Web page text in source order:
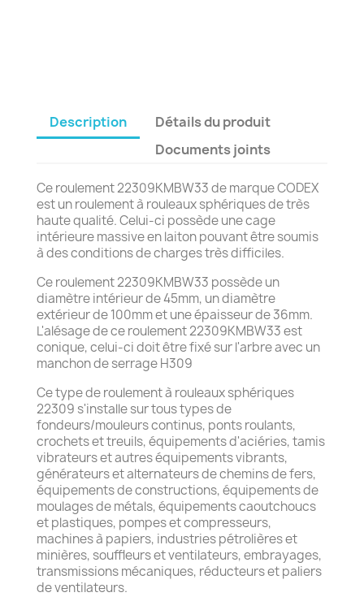
Description
Détails du produit
Documents joints
Ce roulement 22309KMBW33 de marque CODEX
est un roulement à rouleaux sphériques de très
haute qualité. Celui-ci possède une cage
intérieure massive en laiton pouvant être soumis
à des conditions de charges très difficiles.
Ce roulement 22309KMBW33 possède un
diamètre intérieur de 45mm, un diamètre
extérieur de 100mm et une épaisseur de 36mm.
L'alésage de ce roulement 22309KMBW33 est
conique, celui-ci doit être fixé sur l'arbre avec un
manchon de serrage H309
Ce type de roulement à rouleaux sphériques
22309 s'installe sur tous types de
fondeurs/mouleurs continus, ponts roulants,
crochets et treuils, équipements d'aciéries, tamis
vibrateurs et autres équipements vibrants,
générateurs et alternateurs de chemins de fers,
équipements de constructions, équipements de
moulages de métals, équipements caoutchoucs
et plastiques, pompes et compresseurs,
machines à papiers, industries pétrolières et
minières, souffleurs et ventilateurs, embrayages,
transmissions mécaniques, réducteurs et paliers
de ventilateurs.